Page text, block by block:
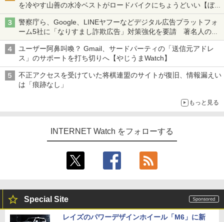
を冷やす山善の水冷ベストがロードバイクにちょうどいい【ぼっ
ち・ざ・ろーど！その14】【空いた時間でなにしてる？】
警察庁ら、Google、LINEヤフーなどデジタル広告プラットフォ
ーム5社に「なりすまし詐欺広告」対策強化を要請 著名人の写
真や映像を使った投資詐欺などへの対策として
ユーザー阿鼻叫喚？ Gmail、サードパーティの「送信元アドレ
ス」のサポートを打ち切りへ【やじうまWatch】
不正アクセスを受けていた将棋連盟のサイトが復旧、情報漏えい
は「痕跡なし」
もっと見る
INTERNET Watch をフォローする
Special Site
レイズのパワーデザインホイール「M6」に新